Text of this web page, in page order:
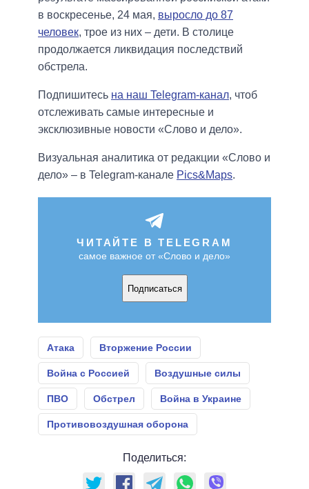
в воскресенье, 24 мая, выросло до 87
человек, трое из них – дети. В столице
продолжается ликвидация последствий
обстрела.
Подпишитесь на наш Telegram-канал, чтоб
отслеживать самые интересные и
эксклюзивные новости «Слово и дело».
Визуальная аналитика от редакции «Слово и
дело» – в Telegram-канале Pics&Maps.
ЧИТАЙТЕ В TELEGRAM
самое важное от «Слово и дело»
Подписаться
Атака Вторжение России
Война с Россией Воздушные силы
ПВО Обстрел Война в Украине
Противовоздушная оборона
Поделиться: